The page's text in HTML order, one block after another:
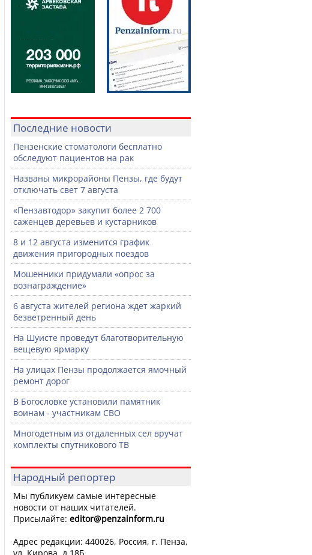
Последние новости
Пензенские стоматологи бесплатно
обследуют пациентов на рак
Названы микрорайоны Пензы, где будут
отключать свет 7 августа
«Пензавтодор» закупит более 2 700
саженцев деревьев и кустарников
8 и 12 августа изменится график
движения пригородных поездов
Мошенники придумали «опрос за
вознаграждение»
6 августа жителей региона ждет жаркий
безветренный день
На Шуисте проведут благотворительную
вещевую ярмарку
На улицах Пензы продолжается ямочный
ремонт дорог
В Богословке установили памятник
воинам - участникам СВО
Многодетным из отдаленных сел вручат
комплекты спутникового ТВ
Народный репортер
Мы публикуем самые интересные
новости от наших читателей.
Присылайте: editor@penzainform.ru
Адрес редакции: 440026, Россия, г. Пенза,